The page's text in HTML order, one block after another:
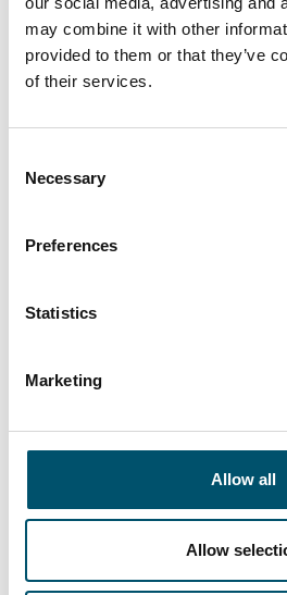
may combine it with other
provided to them or that they’ve
of their services.
Selection
Necessary
Preferences
Statistics
Marketing
Allow all
Allow
Riou Ocean Glass,
#architectural #automation #flat
„Bei Riou Ocean Glass ist
Ausrüstung entscheidend, um das
Vorspann-Anlage der Glaston RC
Qualitätsziele in der Region des
Lesen Sie mehr